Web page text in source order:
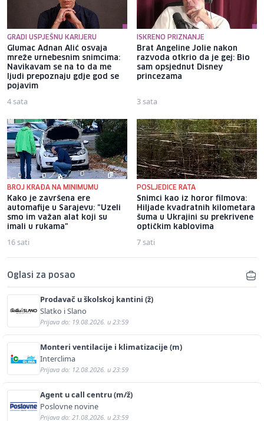
GRADI USPJEŠNU KARIJERU
Glumac Adnan Alić osvaja
mreže urnebesnim snimcima:
Navikavam se na to da me
ljudi prepoznaju gdje god se
pojavim
4 sata
ISKRENO PRIZNANJE
Brat Angeline Jolie nakon
razvoda otkrio da je gej: Bio
sam opsjednut Disney
princezama
3 sata
BROJ KRAĐA NA MINIMUMU
Kako je završena ere
automafije u Sarajevu: "Uzeli
smo im važan alat koji su
imali u rukama"
16 sati
POSLJEDICE RATA
Snimci kao iz horor filmova:
Hiljade kvadratnih kilometara
šuma u Ukrajini su prekrivene
optičkim kablovima
7 sati
Oglasi za posao
Prodavač u školskoj kantini (ž)
Slatko i Slano
Prijava do: 19.08.2026. u 23:59
Monteri ventilacije i klimatizacije (m)
Interclima
Prijava do: 12.08.2026. u 23:59
Agent u call centru (m/ž)
Poslovne novine
Prijava do: 21.08.2026. u 23:59